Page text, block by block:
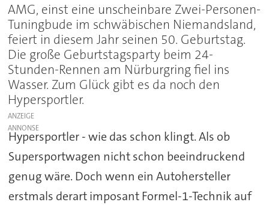
AMG, einst eine unscheinbare Zwei-Personen-
Tuningbude im schwäbischen Niemandsland,
feiert in diesem Jahr seinen 50. Geburtstag.
Die große Geburtstagsparty beim 24-
Stunden-Rennen am Nürburgring fiel ins
Wasser. Zum Glück gibt es da noch den
Hypersportler.
ANZEIGE
Hypersportler - wie das schon klingt. Als ob
Supersportwagen nicht schon beeindruckend
genug wäre. Doch wenn ein Autohersteller
erstmals derart imposant Formel-1-Technik auf